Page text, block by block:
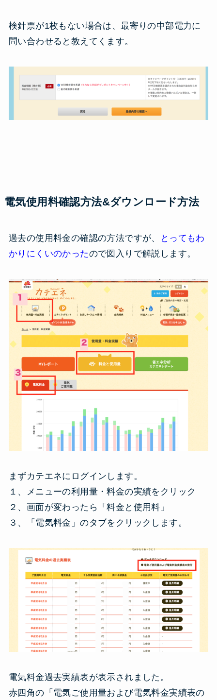
検針票が1枚もない場合は、最寄りの中部電力に
問い合わせると教えてくます。
電気使用料確認方法&ダウンロード方法
過去の使用料金の確認の方法ですが、
とってもわ
かりにくいのかったので図入りで解説します。
まずカテエネにログインします。
１、メニューの利用量・料金の実績をクリック
２、画面が変わったら「料金と使用料」
３、「電気料金」のタブをクリックします。
電気料金過去実績表が表示されました。
赤四角の「電気ご使用量および電気料金実績表の